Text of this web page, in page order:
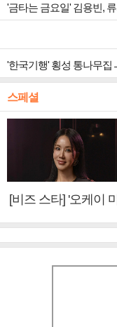
'금타는 금요일' 김용빈,
'한국기행' 횡성 통나무
스페셜
[비즈 스타] '오케이